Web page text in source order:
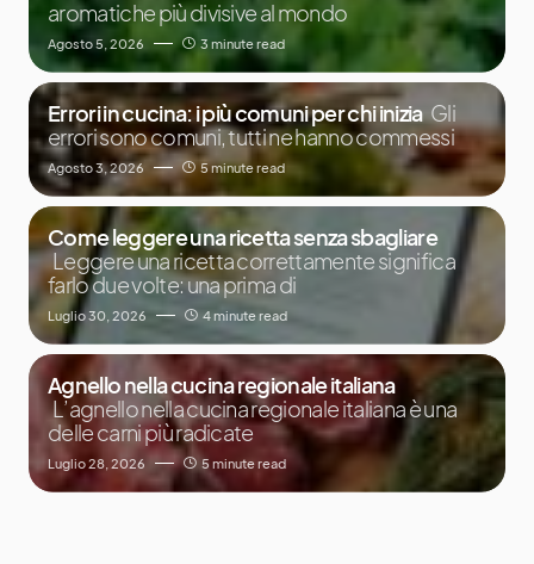
aromatiche più divisive al mondo
Agosto 5, 2026 3 minute read
Errori in cucina: i più comuni per chi inizia Gli
errori sono comuni, tutti ne hanno commessi
Agosto 3, 2026 5 minute read
Come leggere una ricetta senza sbagliare
Leggere una ricetta correttamente significa
farlo due volte: una prima di
Luglio 30, 2026 4 minute read
Agnello nella cucina regionale italiana
L’agnello nella cucina regionale italiana è una
delle carni più radicate
Luglio 28, 2026 5 minute read